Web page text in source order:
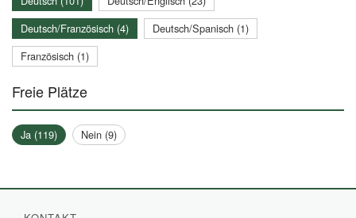
Deutsch/Französisch (4)
Deutsch/Spanisch (1)
Französisch (1)
Freie Plätze
Ja (119) Nein (9)